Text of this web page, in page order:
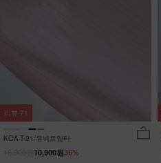
KOA-T-21/유넥트임티
36%
10,900원
리뷰 71